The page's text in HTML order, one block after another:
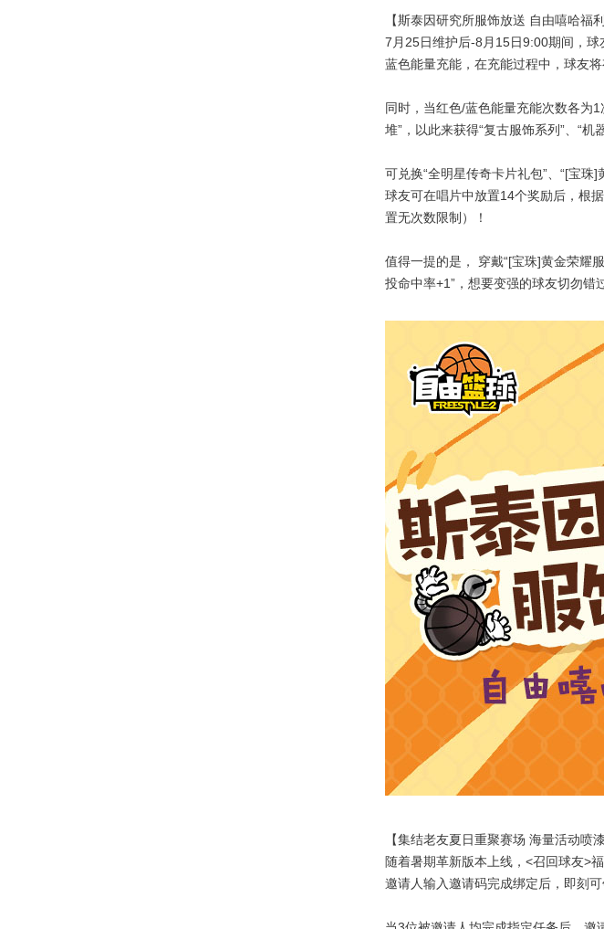
【斯泰因研究所服饰放送 自由嘻哈福利
7月25日维护后-8月15日9:00期间，球
蓝色能量充能，在充能过程中，球友将
同时，当红色/蓝色能量充能次数各为1
堆”，以此来获得“复古服饰系列”、“机
可兑换“全明星传奇卡片礼包”、“[宝
球友可在唱片中放置14个奖励后，根
置无次数限制）！
值得一提的是， 穿戴“[宝珠]黄金荣耀
投命中率+1”，想要变强的球友切勿错
【集结老友夏日重聚赛场 海量活动喷
随着暑期革新版本上线，<召回球友>
邀请人输入邀请码完成绑定后，即刻可